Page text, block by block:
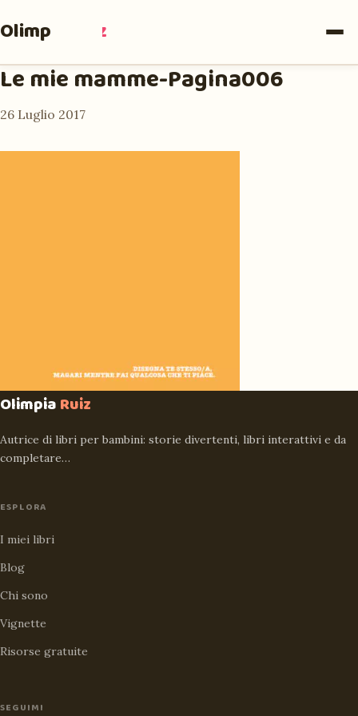
Olimpia Ruiz
Le mie mamme-Pagina006
26 Luglio 2017
OlimpiaRuiz
Autrice di libri per bambini: storie divertenti, libri interattivi e da
completare…
ESPLORA
I miei libri
Blog
Chi sono
Vignette
Risorse gratuite
SEGUIMI